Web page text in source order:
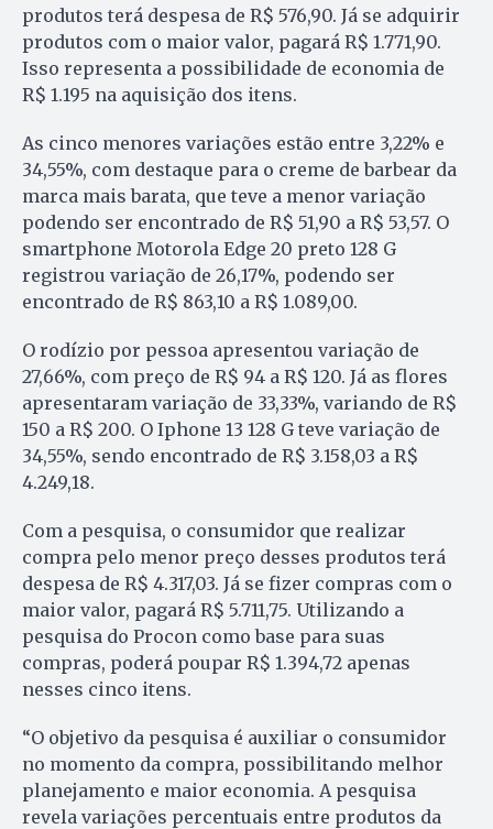
produtos terá despesa de R$ 576,90. Já se adquirir
produtos com o maior valor, pagará R$ 1.771,90.
Isso representa a possibilidade de economia de
R$ 1.195 na aquisição dos itens.
As cinco menores variações estão entre 3,22% e
34,55%, com destaque para o creme de barbear da
marca mais barata, que teve a menor variação
podendo ser encontrado de R$ 51,90 a R$ 53,57. O
smartphone Motorola Edge 20 preto 128 G
registrou variação de 26,17%, podendo ser
encontrado de R$ 863,10 a R$ 1.089,00.
O rodízio por pessoa apresentou variação de
27,66%, com preço de R$ 94 a R$ 120. Já as flores
apresentaram variação de 33,33%, variando de R$
150 a R$ 200. O Iphone 13 128 G teve variação de
34,55%, sendo encontrado de R$ 3.158,03 a R$
4.249,18.
Com a pesquisa, o consumidor que realizar
compra pelo menor preço desses produtos terá
despesa de R$ 4.317,03. Já se fizer compras com o
maior valor, pagará R$ 5.711,75. Utilizando a
pesquisa do Procon como base para suas
compras, poderá poupar R$ 1.394,72 apenas
nesses cinco itens.
“O objetivo da pesquisa é auxiliar o consumidor
no momento da compra, possibilitando melhor
planejamento e maior economia. A pesquisa
revela variações percentuais entre produtos da